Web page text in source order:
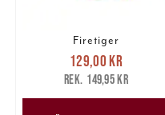
Firetiger
Nuvarande pris
129,00 krTidigare pris
149,95 kr
129,00 kr
149,95 kr